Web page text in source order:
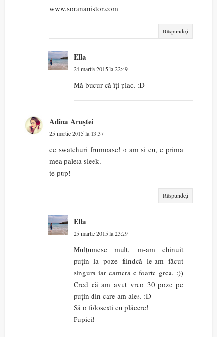
www.sorananistor.com
Răspundeți
Ella
24 martie 2015 la 22:49
Mă bucur că îți plac. :D
Adina Aruştei
25 martie 2015 la 13:37
ce swatchuri frumoase! o am si eu, e prima
mea paleta sleek.
te pup!
Răspundeți
Ella
25 martie 2015 la 23:29
Mulțumesc mult, m-am chinuit
puțin la poze fiindcă le-am făcut
singura iar camera e foarte grea. :))
Cred că am avut vreo 30 poze pe
puțin din care am ales. :D
Să o folosești cu plăcere!
Pupici!